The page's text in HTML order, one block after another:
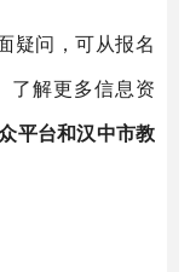
疑问，可从报名
了解更多信息资
平台和汉中市教